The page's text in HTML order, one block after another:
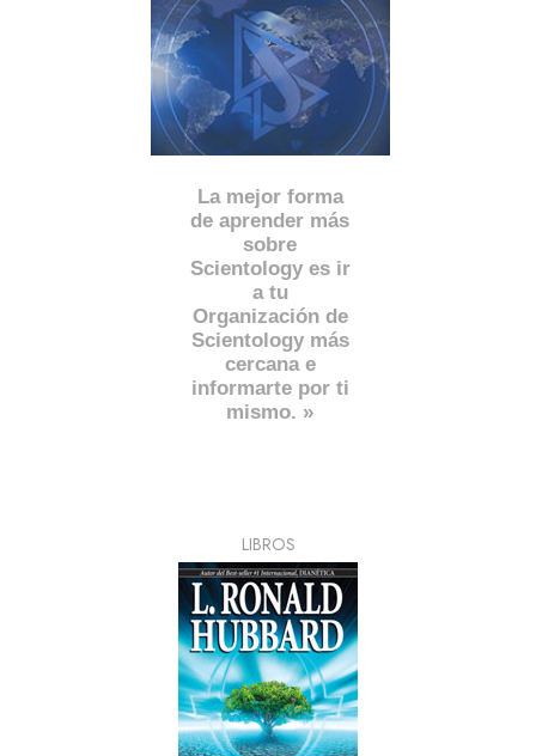
La mejor forma
de aprender más
sobre
Scientology es ir
a tu
Organización de
Scientology más
cercana e
informarte por ti
mismo. »
LIBROS